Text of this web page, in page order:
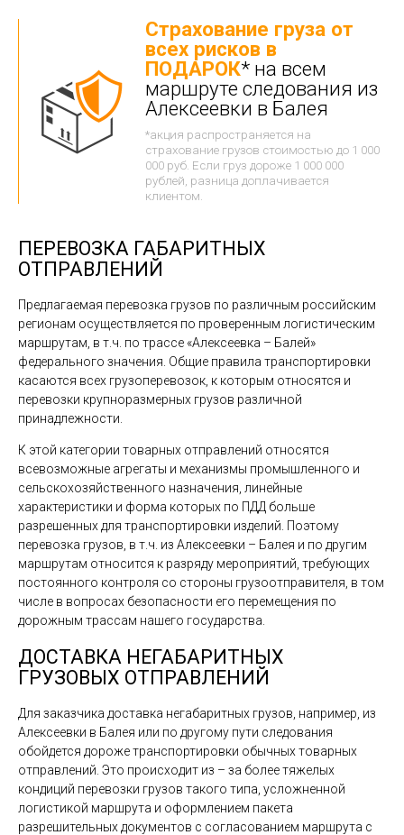
Страхование груза от
всех рисков в
ПОДАРОК* на всем
маршруте следования из
Алексеевки в Балея
*акция распространяется на
страхование грузов стоимостью до 1 000
000 руб. Если груз дороже 1 000 000
рублей, разница доплачивается
клиентом.
ПЕРЕВОЗКА ГАБАРИТНЫХ
ОТПРАВЛЕНИЙ
Предлагаемая перевозка грузов по различным российским
регионам осуществляется по проверенным логистическим
маршрутам, в т.ч. по трассе «Алексеевка – Балей»
федерального значения. Общие правила транспортировки
касаются всех грузоперевозок, к которым относятся и
перевозки крупноразмерных грузов различной
принадлежности.
К этой категории товарных отправлений относятся
всевозможные агрегаты и механизмы промышленного и
сельскохозяйственного назначения, линейные
характеристики и форма которых по ПДД больше
разрешенных для транспортировки изделий. Поэтому
перевозка грузов, в т.ч. из Алексеевки – Балея и по другим
маршрутам относится к разряду мероприятий, требующих
постоянного контроля со стороны грузоотправителя, в том
числе в вопросах безопасности его перемещения по
дорожным трассам нашего государства.
ДОСТАВКА НЕГАБАРИТНЫХ
ГРУЗОВЫХ ОТПРАВЛЕНИЙ
Для заказчика доставка негабаритных грузов, например, из
Алексеевки в Балея или по другому пути следования
обойдется дороже транспортировки обычных товарных
отправлений. Это происходит из – за более тяжелых
кондиций перевозки грузов такого типа, усложненной
логистикой маршрута и оформлением пакета
разрешительных документов с согласованием маршрута с